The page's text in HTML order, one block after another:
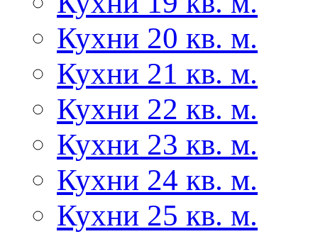
Кухни 20 кв. м.
Кухни 21 кв. м.
Кухни 22 кв. м.
Кухни 23 кв. м.
Кухни 24 кв. м.
Кухни 25 кв. м.